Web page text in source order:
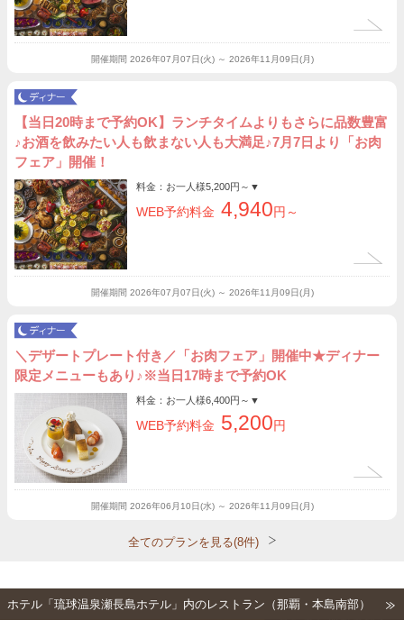
開催期間 2026年07月07日(火) ～ 2026年11月09日(月)
【当日20時まで予約OK】ランチタイムよりもさらに品数豊富
♪お酒を飲みたい人も飲まない人も大満足♪7月7日より「お肉
フェア」開催！
料金：お一人様5,200円～ ▼
WEB予約料金 4,940円～
開催期間 2026年07月07日(火) ～ 2026年11月09日(月)
＼デザートプレート付き／「お肉フェア」開催中★ディナー
限定メニューもあり♪※当日17時まで予約OK
料金：お一人様6,400円～ ▼
WEB予約料金 5,200円
開催期間 2026年06月10日(水) ～ 2026年11月09日(月)
全てのプランを見る(8件)
ホテル「琉球温泉瀬長島ホテル」内のレストラン（那覇・本島南部）